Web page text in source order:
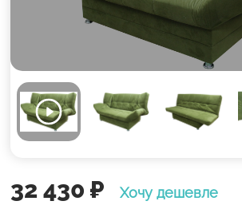
32 430 ₽ Хочу дешевле